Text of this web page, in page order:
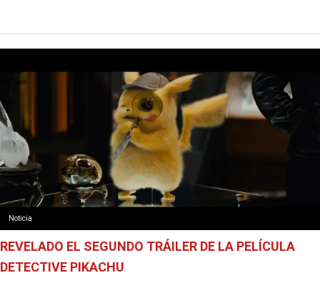
Noticia
REVELADO EL SEGUNDO TRÁILER DE LA PELÍCULA
DETECTIVE PIKACHU